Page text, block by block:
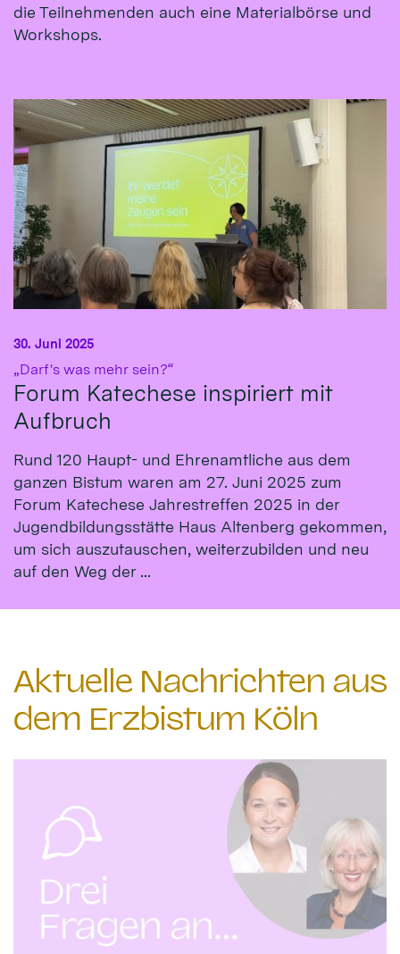
die Teilnehmenden auch eine Materialbörse und
Workshops.
„Darf's was mehr sein?“
Forum Katechese inspiriert mit
Aufbruch
30. Juni 2025
Rund 120 Haupt- und Ehrenamtliche aus dem
ganzen Bistum waren am 27. Juni 2025 zum
Forum Katechese Jahrestreffen 2025 in der
Jugendbildungsstätte Haus Altenberg gekommen,
um sich auszutauschen, weiterzubilden und neu
auf den Weg der ...
Aktuelle Nachrichten aus
dem Erzbistum Köln